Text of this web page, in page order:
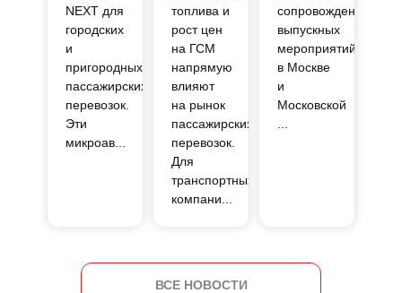
NEXT для
городских
и
пригородных
пассажирских
перевозок.
Эти
микроав...
топлива и
рост цен
на ГСМ
напрямую
влияют
на рынок
пассажирских
перевозок.
Для
транспортных
компани...
сопровождение
выпускных
мероприятий
в Москве
и
Московской
ВСЕ НОВОСТИ